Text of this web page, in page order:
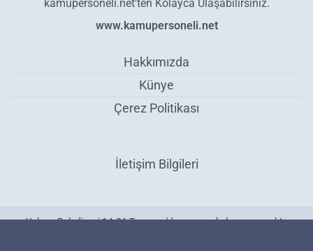
kamupersoneli.net'ten Kolayca Ulaşabilirsiniz.
www.kamupersoneli.net
Hakkımızda
Künye
Çerez Politikası
İletişim Bilgileri
Yalova Belediyesi 14-26 Temmuz'da personel alımı yapacak! -